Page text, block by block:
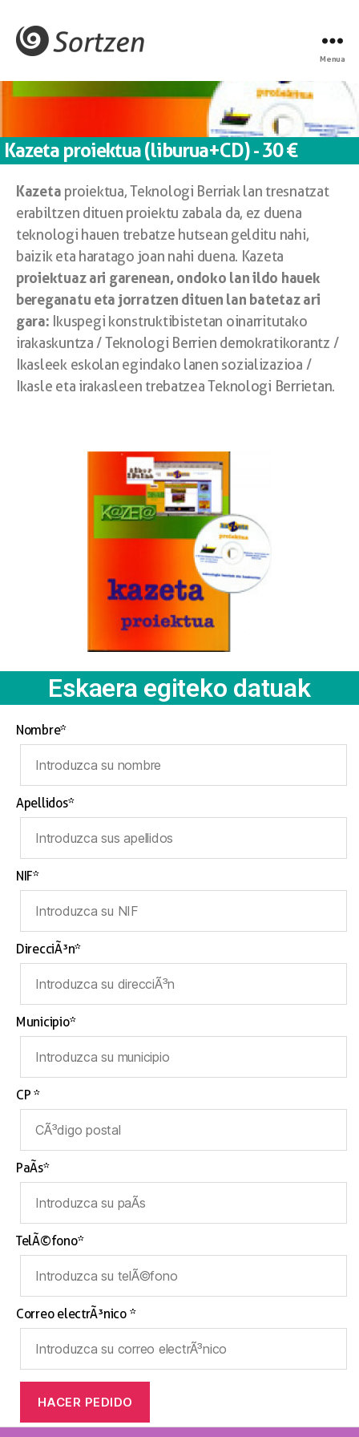
Menua
Kazeta proiektua (liburua+CD) - 30 €
Kazeta proiektua, Teknologi Berriak lan tresnatzat
erabiltzen dituen proiektu zabala da, ez duena
teknologi hauen trebatze hutsean gelditu nahi,
baizik eta haratago joan nahi duena. Kazeta
proiektuaz ari garenean, ondoko lan ildo hauek
bereganatu eta jorratzen dituen lan batetaz ari
gara: Ikuspegi konstruktibistetan oinarritutako
irakaskuntza / Teknologi Berrien demokratikorantz /
Ikasleek eskolan egindako lanen sozializazioa /
Ikasle eta irakasleen trebatzea Teknologi Berrietan.
Eskaera egiteko datuak
Nombre*
Apellidos*
NIF*
DirecciÃ³n*
Municipio*
CP *
PaÃ­s*
TelÃ©fono*
Correo electrÃ³nico *